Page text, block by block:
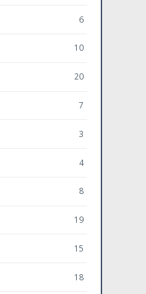
6
10
20
7
3
4
8
19
15
18